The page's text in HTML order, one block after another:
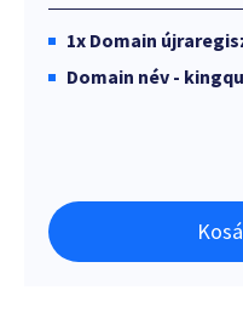
1x Domain
Domain név -